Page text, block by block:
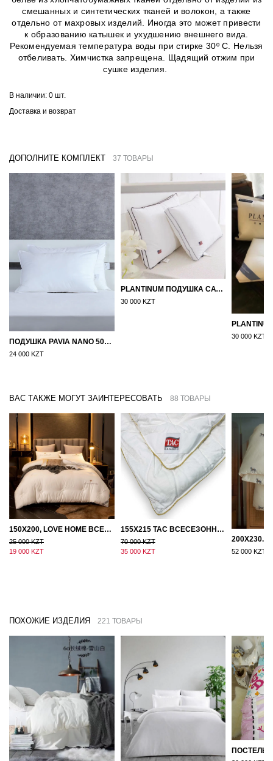
смешанных и синтетических тканей и волокон, а также
отдельно от махровых изделий. Иногда это может привести
к образованию катышек и ухудшению внешнего вида.
Рекомендуемая температура воды при стирке 30º C. Нельзя
отбеливать. Химчистка запрещена. Щадящий отжим при
сушке изделия.
В наличии: 0 шт.
Доставка и возврат
ДОПОЛНИТЕ КОМПЛЕКТ 37 ТОВАРЫ
ПОДУШКА PAVIA NANO 50X70
24 000 KZT
PLANTINUM ПОДУШКА САТИН, ШЕЛК 50Х70
30 000 KZT
30 000 KZT
ВАС ТАКЖЕ МОГУТ ЗАИНТЕРЕСОВАТЬ 88 ТОВАРЫ
150Х200, LOVE HOME ВСЕСЕЗОННОЕ ОДЕЯЛО ИЗ ХЛОПКА С НАПОЛНИТЕЛЕМ МИКРОГЕЛЬ
25 000 KZT
19 000 KZT
155Х215 TAC ВСЕСЕЗОННОЕ ХЛОПКОВОЕ ОДЕЯЛО ИЗ БАМБУКОВОГО ВОЛОКНА
70 000 KZT
35 000 KZT
52 000 KZT
ПОХОЖИЕ ИЗДЕЛИЯ 221 ТОВАРЫ